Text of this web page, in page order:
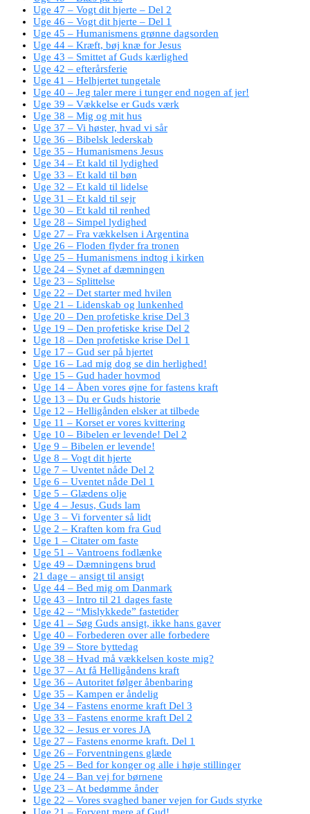
Uge 47 – Vogt dit hjerte – Del 2
Uge 46 – Vogt dit hjerte – Del 1
Uge 45 – Humanismens grønne dagsorden
Uge 44 – Kræft, bøj knæ for Jesus
Uge 43 – Smittet af Guds kærlighed
Uge 42 – efterårsferie
Uge 41 – Helhjertet tungetale
Uge 40 – Jeg taler mere i tunger end nogen af jer!
Uge 39 – Vækkelse er Guds værk
Uge 38 – Mig og mit hus
Uge 37 – Vi høster, hvad vi sår
Uge 36 – Bibelsk lederskab
Uge 35 – Humanismens Jesus
Uge 34 – Et kald til lydighed
Uge 33 – Et kald til bøn
Uge 32 – Et kald til lidelse
Uge 31 – Et kald til sejr
Uge 30 – Et kald til renhed
Uge 28 – Simpel lydighed
Uge 27 – Fra vækkelsen i Argentina
Uge 26 – Floden flyder fra tronen
Uge 25 – Humanismens indtog i kirken
Uge 24 – Synet af dæmningen
Uge 23 – Splittelse
Uge 22 – Det starter med hvilen
Uge 21 – Lidenskab og lunkenhed
Uge 20 – Den profetiske krise Del 3
Uge 19 – Den profetiske krise Del 2
Uge 18 – Den profetiske krise Del 1
Uge 17 – Gud ser på hjertet
Uge 16 – Lad mig dog se din herlighed!
Uge 15 – Gud hader hovmod
Uge 14 – Åben vores øjne for fastens kraft
Uge 13 – Du er Guds historie
Uge 12 – Helligånden elsker at tilbede
Uge 11 – Korset er vores kvittering
Uge 10 – Bibelen er levende! Del 2
Uge 9 – Bibelen er levende!
Uge 8 – Vogt dit hjerte
Uge 7 – Uventet nåde Del 2
Uge 6 – Uventet nåde Del 1
Uge 5 – Glædens olje
Uge 4 – Jesus, Guds lam
Uge 3 – Vi forventer så lidt
Uge 2 – Kraften kom fra Gud
Uge 1 – Citater om faste
Uge 51 – Vantroens fodlænke
Uge 49 – Dæmningens brud
21 dage – ansigt til ansigt
Uge 44 – Bed mig om Danmark
Uge 43 – Intro til 21 dages faste
Uge 42 – “Mislykkede” fastetider
Uge 41 – Søg Guds ansigt, ikke hans gaver
Uge 40 – Forbederen over alle forbedere
Uge 39 – Store byttedag
Uge 38 – Hvad må vækkelsen koste mig?
Uge 37 – At få Helligåndens kraft
Uge 36 – Autoritet følger åbenbaring
Uge 35 – Kampen er åndelig
Uge 34 – Fastens enorme kraft Del 3
Uge 33 – Fastens enorme kraft Del 2
Uge 32 – Jesus er vores JA
Uge 27 – Fastens enorme kraft. Del 1
Uge 26 – Forventningens glæde
Uge 25 – Bed for konger og alle i høje stillinger
Uge 24 – Ban vej for børnene
Uge 23 – At bedømme ånder
Uge 22 – Vores svaghed baner vejen for Guds styrke
Uge 21 – Forvent mere af Gud!